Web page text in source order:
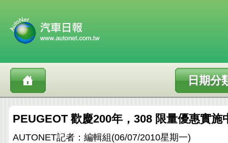
日期分
PEUGEOT 歡慶200年，308 限量優惠實施
AUTONET記者：編輯組(06/07/2010星期一)